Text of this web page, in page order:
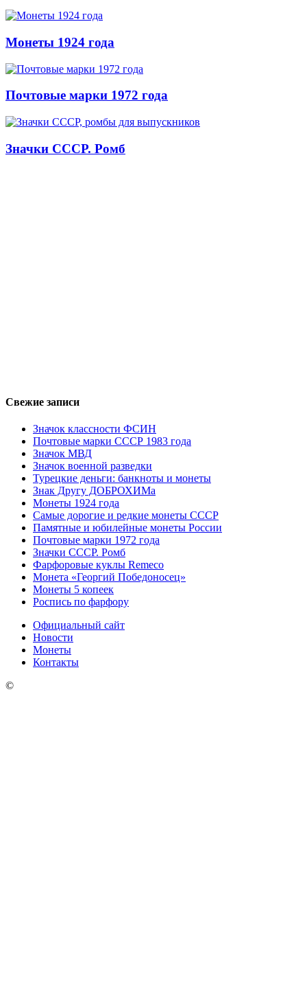
Монеты 1924 года
Почтовые марки 1972 года
Значки СССР. Ромб
Свежие записи
Значок классности ФСИН
Почтовые марки СССР 1983 года
Значок МВД
Значок военной разведки
Турецкие деньги: банкноты и монеты
Знак Другу ДОБРОХИМа
Монеты 1924 года
Самые дорогие и редкие монеты СССР
Памятные и юбилейные монеты России
Почтовые марки 1972 года
Значки СССР. Ромб
Фарфоровые куклы Remeco
Монета «Георгий Победоносец»
Монеты 5 копеек
Роспись по фарфору
Официальный сайт
Новости
Монеты
Контакты
©